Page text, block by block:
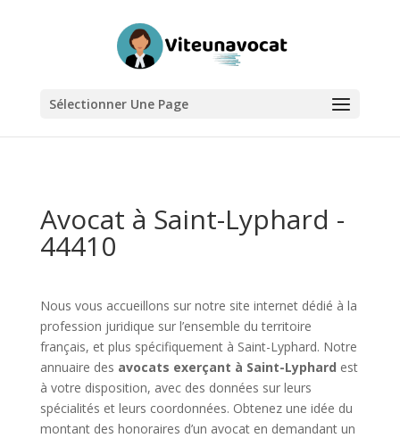
Sélectionner Une Page
Avocat à Saint-Lyphard -
44410
Nous vous accueillons sur notre site internet dédié à la
profession juridique sur l’ensemble du territoire
français, et plus spécifiquement à Saint-Lyphard. Notre
annuaire des avocats exerçant à Saint-Lyphard est
à votre disposition, avec des données sur leurs
spécialités et leurs coordonnées. Obtenez une idée du
montant des honoraires d’un avocat en demandant un